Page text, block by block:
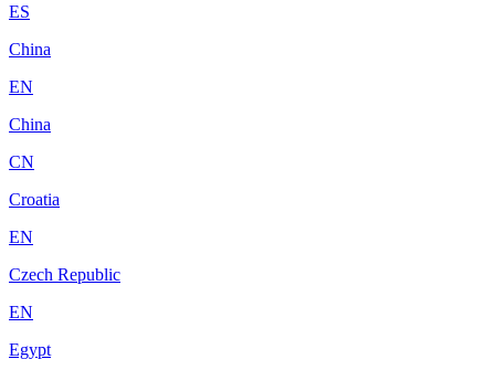
ES
China
EN
China
CN
Croatia
EN
Czech Republic
EN
Egypt